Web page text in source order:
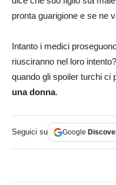
pronta guarigione e se ne
Intanto i medici
riusciranno nel loro
quando gli spoiler turchi ci
una donna.
Seguici su Google